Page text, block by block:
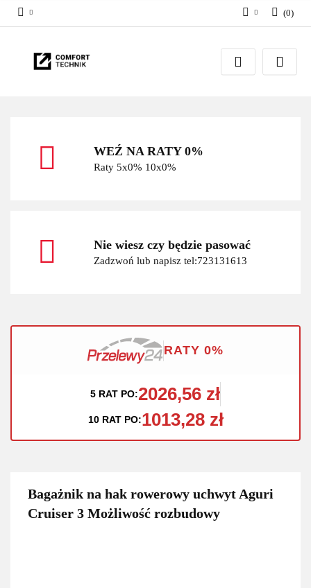
Zaloguj się
Zarejestruj się
(0)
WEŹ NA RATY 0%
Raty 5x0% 10x0%
Nie wiesz czy będzie pasować
Zadzwoń lub napisz tel:723131613
RATY 0%
5 RAT PO:2026,56 zł
10 RAT PO:1013,28 zł
Bagażnik na hak rowerowy uchwyt Aguri
Cruiser 3 Możliwość rozbudowy